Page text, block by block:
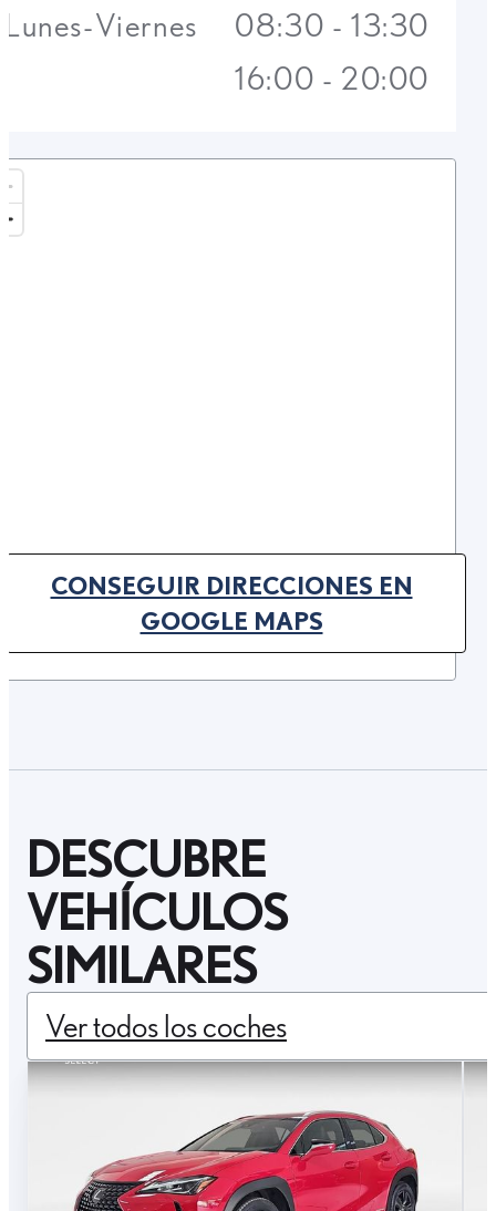
CONSEGUIR DIRECCIONES EN
GOOGLE MAPS(OPENS IN NEW TAB)
Lunes-Viernes
08:30 - 13:30
16:00 - 20:00
DESCUBRE
VEHÍCULOS
SIMILARES
Ver todos los coches